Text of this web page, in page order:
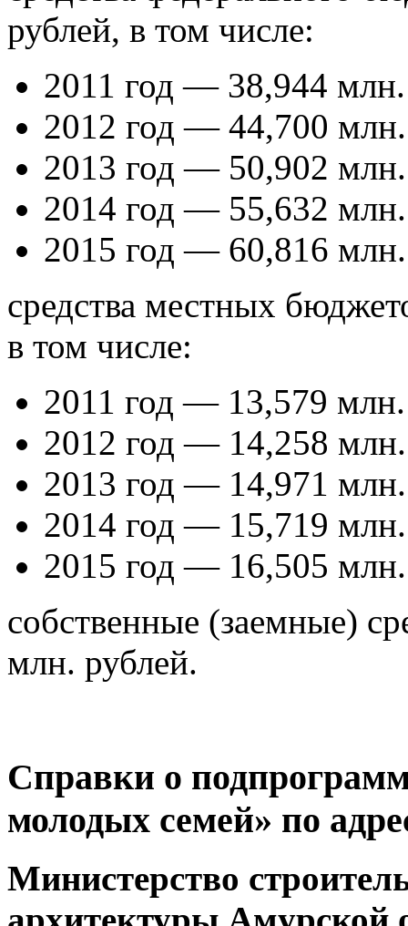
рублей, в том числе:
2011 год — 38,944
2012 год — 44,700
2013 год — 50,902
2014 год — 55,632
2015 год — 60,816
средства местных
в том числе:
2011 год — 13,579
2012 год — 14,258
2013 год — 14,971
2014 год — 15,719
2015 год — 16,505
собственные (заемные)
млн. рублей.
Справки о
молодых семей» по
Министерство